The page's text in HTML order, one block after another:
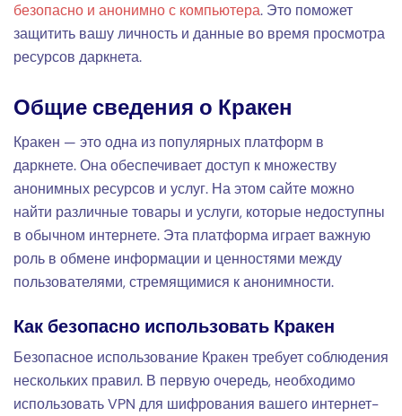
безопасно и анонимно с компьютера. Это поможет
защитить вашу личность и данные во время просмотра
ресурсов даркнета.
Общие сведения о Кракен
Кракен — это одна из популярных платформ в
даркнете. Она обеспечивает доступ к множеству
анонимных ресурсов и услуг. На этом сайте можно
найти различные товары и услуги, которые недоступны
в обычном интернете. Эта платформа играет важную
роль в обмене информации и ценностями между
пользователями, стремящимися к анонимности.
Как безопасно использовать Кракен
Безопасное использование Кракен требует соблюдения
нескольких правил. В первую очередь, необходимо
использовать VPN для шифрования вашего интернет-